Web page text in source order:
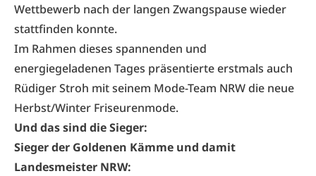
Wettbewerb nach der langen Zwangspause wieder
stattfinden konnte.
Im Rahmen dieses spannenden und
energiegeladenen Tages präsentierte erstmals auch
Rüdiger Stroh mit seinem Mode-Team NRW die neue
Herbst/Winter Friseurenmode.
Und das sind die Sieger:
Sieger der Goldenen Kämme und damit
Landesmeister NRW: